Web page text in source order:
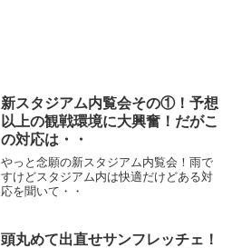
新スタジアム内覧会その①！予想
以上の観戦環境に大興奮！だがこ
の対応は・・
やっと念願の新スタジアム内覧会！雨で
すけどスタジアム内は快適だけどある対
応を聞いて・・
頭丸めて出直せサンフレッチェ！